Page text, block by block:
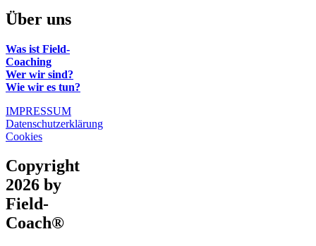
Über uns
Was ist Field-
Coaching
Wer wir sind?
Wie wir es tun?
IMPRESSUM
Datenschutzerklärung
Cookies
Copyright
2026 by
Field-
Coach®